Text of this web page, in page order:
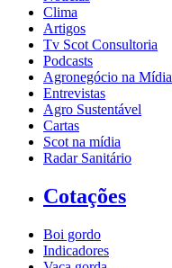
Clima
Artigos
Tv Scot Consultoria
Podcasts
Agronegócio na Mídia
Entrevistas
Agro Sustentável
Cartas
Scot na mídia
Radar Sanitário
Cotações
Boi gordo
Indicadores